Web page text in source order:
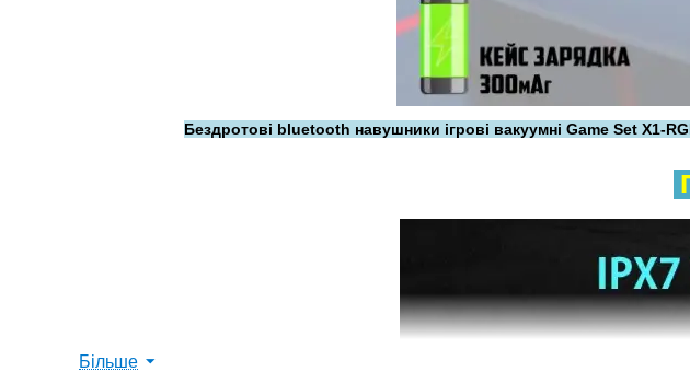
Бездротові bluetooth навушники ігрові вакуумні Game Set X1-
Більше